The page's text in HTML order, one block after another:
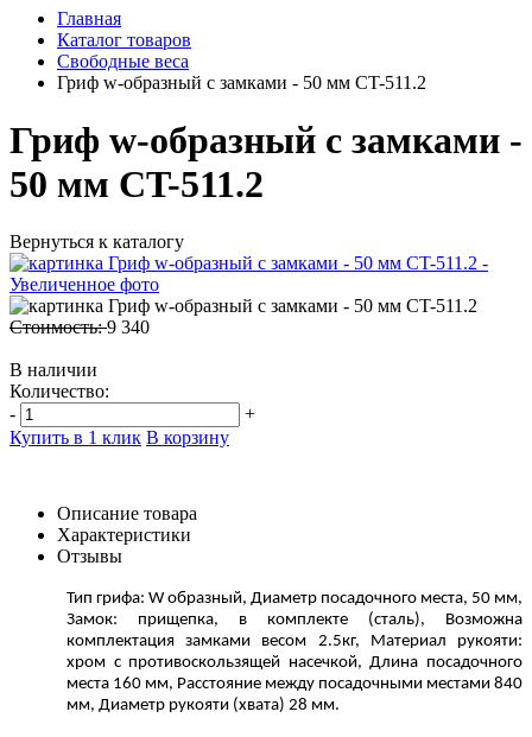
Главная
Каталог товаров
Свободные веса
Гриф w-образный с замками - 50 мм CT-511.2
Гриф w-образный с замками -
50 мм CT-511.2
Вернуться к каталогу
Стоимость:9 340
В наличии
Количество:
-
+
Купить в 1 клик В корзину
Описание товара
Характеристики
Отзывы
Тип грифа: W образный, Диаметр посадочного места, 50 мм,
Замок: прищепка, в комплекте (сталь), Возможна
комплектация замками весом 2.5кг, Материал рукояти:
хром с противоскользящей насечкой, Длина посадочного
места 160 мм, Расстояние между посадочными местами 840
мм, Диаметр рукояти (хвата) 28 мм.